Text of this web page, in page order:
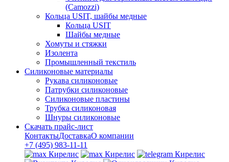
(Camozzi)
Кольца USIT, шайбы медные
Кольца USIT
Шайбы медные
Хомуты и стяжки
Изолента
Промышленный текстиль
Силиконовые материалы
Рукава силиконовые
Патрубки силиконовые
Силиконовые пластины
Трубка силиконовая
Шнуры силиконовые
Скачать прайс-лист
КонтактыДоставкаО компании
+7 (495) 983-11-11